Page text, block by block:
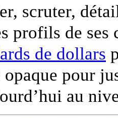
scruter,
profils de
de dollars
opaque pour
au